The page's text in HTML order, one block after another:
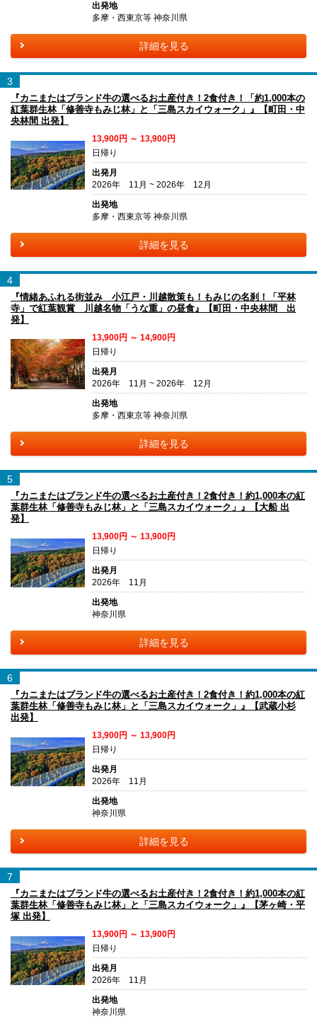
出発地
多摩・西東京等 神奈川県
詳細を見る
3
『カニまたはブランド牛の選べるお土産付き！2食付き！「約1,000本の
紅葉群生林「修善寺もみじ林」と「三島スカイウォーク」』【町田・中
央林間 出発】
13,900円 ～ 13,900円
日帰り
出発月
2026年 11月 ~ 2026年 12月
出発地
多摩・西東京等 神奈川県
詳細を見る
4
『情緒あふれる街並み 小江戸・川越散策も！もみじの名刹！「平林
寺」で紅葉観賞 川越名物「うな重」の昼食』【町田・中央林間 出
発】
13,900円 ～ 14,900円
日帰り
出発月
2026年 11月 ~ 2026年 12月
出発地
多摩・西東京等 神奈川県
詳細を見る
5
『カニまたはブランド牛の選べるお土産付き！2食付き！約1,000本の紅
葉群生林「修善寺もみじ林」と「三島スカイウォーク」』【大船 出
発】
13,900円 ～ 13,900円
日帰り
出発月
2026年 11月
出発地
神奈川県
詳細を見る
6
『カニまたはブランド牛の選べるお土産付き！2食付き！約1,000本の紅
葉群生林「修善寺もみじ林」と「三島スカイウォーク」』【武蔵小杉
出発】
13,900円 ～ 13,900円
日帰り
出発月
2026年 11月
出発地
神奈川県
詳細を見る
7
『カニまたはブランド牛の選べるお土産付き！2食付き！約1,000本の紅
葉群生林「修善寺もみじ林」と「三島スカイウォーク」』【茅ヶ崎・平
塚 出発】
13,900円 ～ 13,900円
日帰り
出発月
2026年 11月
出発地
神奈川県